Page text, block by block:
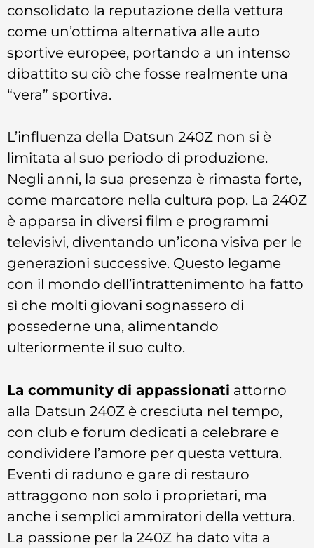
consolidato la reputazione della vettura
come un’ottima alternativa alle auto
sportive europee, portando a un intenso
dibattito su ciò che fosse realmente una
“vera” sportiva.
L’influenza della Datsun 240Z non si è
limitata al suo periodo di produzione.
Negli anni, la sua presenza è rimasta forte,
come marcatore nella cultura pop. La 240Z
è apparsa in diversi film e programmi
televisivi, diventando un’icona visiva per le
generazioni successive. Questo legame
con il mondo dell’intrattenimento ha fatto
sì che molti giovani sognassero di
possederne una, alimentando
ulteriormente il suo culto.
La community di appassionati attorno
alla Datsun 240Z è cresciuta nel tempo,
con club e forum dedicati a celebrare e
condividere l’amore per questa vettura.
Eventi di raduno e gare di restauro
attraggono non solo i proprietari, ma
anche i semplici ammiratori della vettura.
La passione per la 240Z ha dato vita a